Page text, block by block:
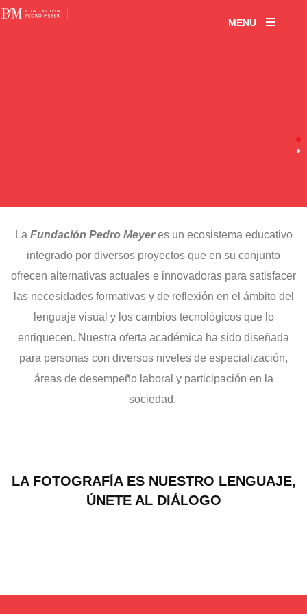
MENU
La Fundación Pedro Meyer es un ecosistema educativo
integrado por diversos proyectos que en su conjunto
ofrecen alternativas actuales e innovadoras para satisfacer
las necesidades formativas y de reflexión en el ámbito del
lenguaje visual y los cambios tecnológicos que lo
enriquecen. Nuestra oferta académica ha sido diseñada
para personas con diversos niveles de especialización,
áreas de desempeño laboral y participación en la
sociedad.
LA FOTOGRAFÍA ES NUESTRO LENGUAJE,
ÚNETE AL DIÁLOGO